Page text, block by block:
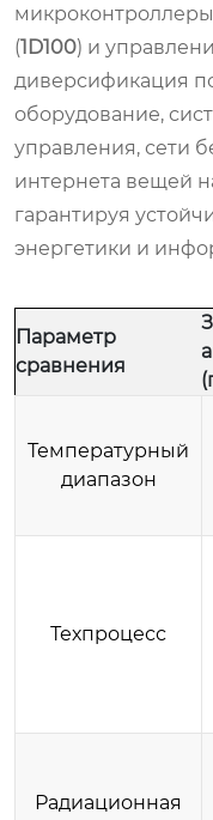
(1D100) и
диверсификация
оборудование,
управления, сети
интернета вещей
гарантируя
энергетики и
Параметр
сравнения
Температурный
диапазон
Техпроцесс
Радиационная